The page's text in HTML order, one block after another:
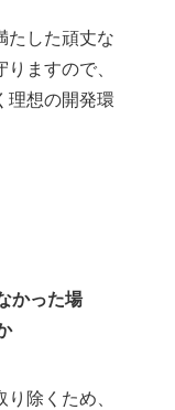
たした頑丈な
ますので、
理想の開発環
かった場
除くため、